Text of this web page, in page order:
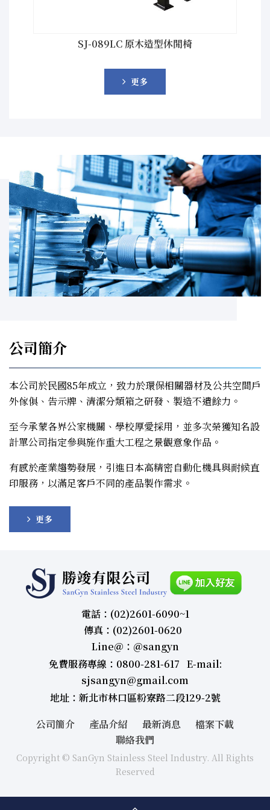
SJ-089LC 原木造型休閒椅
更多
公司簡介
本公司於民國85年成立，致力於環保相關器材及公共空間戶
外傢俱、告示牌、清潔分類箱之研發、製造不遺餘力。
至今承蒙各界公家機關、學校厚愛採用，並多次榮獲知名設
計單公司指定參與施作重大工程之景觀意象作品。
有感於產業趨勢發展，引進日本高精密自動化機具與耐候直
印服務，以滿足客戶不同的產品製作需求。
更多
電話：(02)2601-6090~1
傳真：(02)2601-0620
Line＠：＠sangyn
免費服務專線：0800-281-617 E-mail:
sjsangyn@gmail.com
地址：新北市林口區粉寮路二段129-2號
公司簡介
產品介紹 最新消息
檔案下載
聯絡我們
Copyright © SanGyn Stainless Steel Industry. All Rights
Reserved